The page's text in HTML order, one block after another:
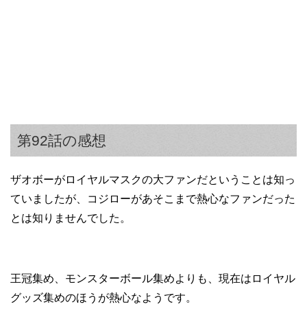
第92話の感想
ザオボーがロイヤルマスクの大ファンだということは知っ
ていましたが、コジローがあそこまで熱心なファンだった
とは知りませんでした。
王冠集め、モンスターボール集めよりも、現在はロイヤル
グッズ集めのほうが熱心なようです。